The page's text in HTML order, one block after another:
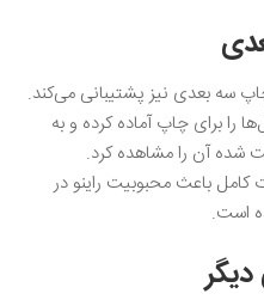
سه بعدی نیز پشتیبانی می‌کند.
را برای چاپ آماده کرده و به
آن را مشاهده کرد.
باعث محبوبیت راینو در
است.
دیگر